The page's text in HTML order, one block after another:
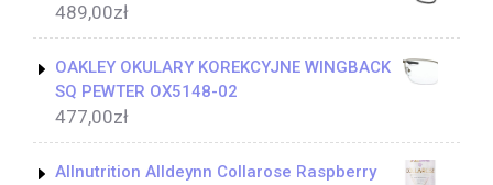
489,00zł
OAKLEY OKULARY KOREKCYJNE WINGBACK
SQ PEWTER OX5148-02
477,00zł
Allnutrition Alldeynn Collarose Raspberry